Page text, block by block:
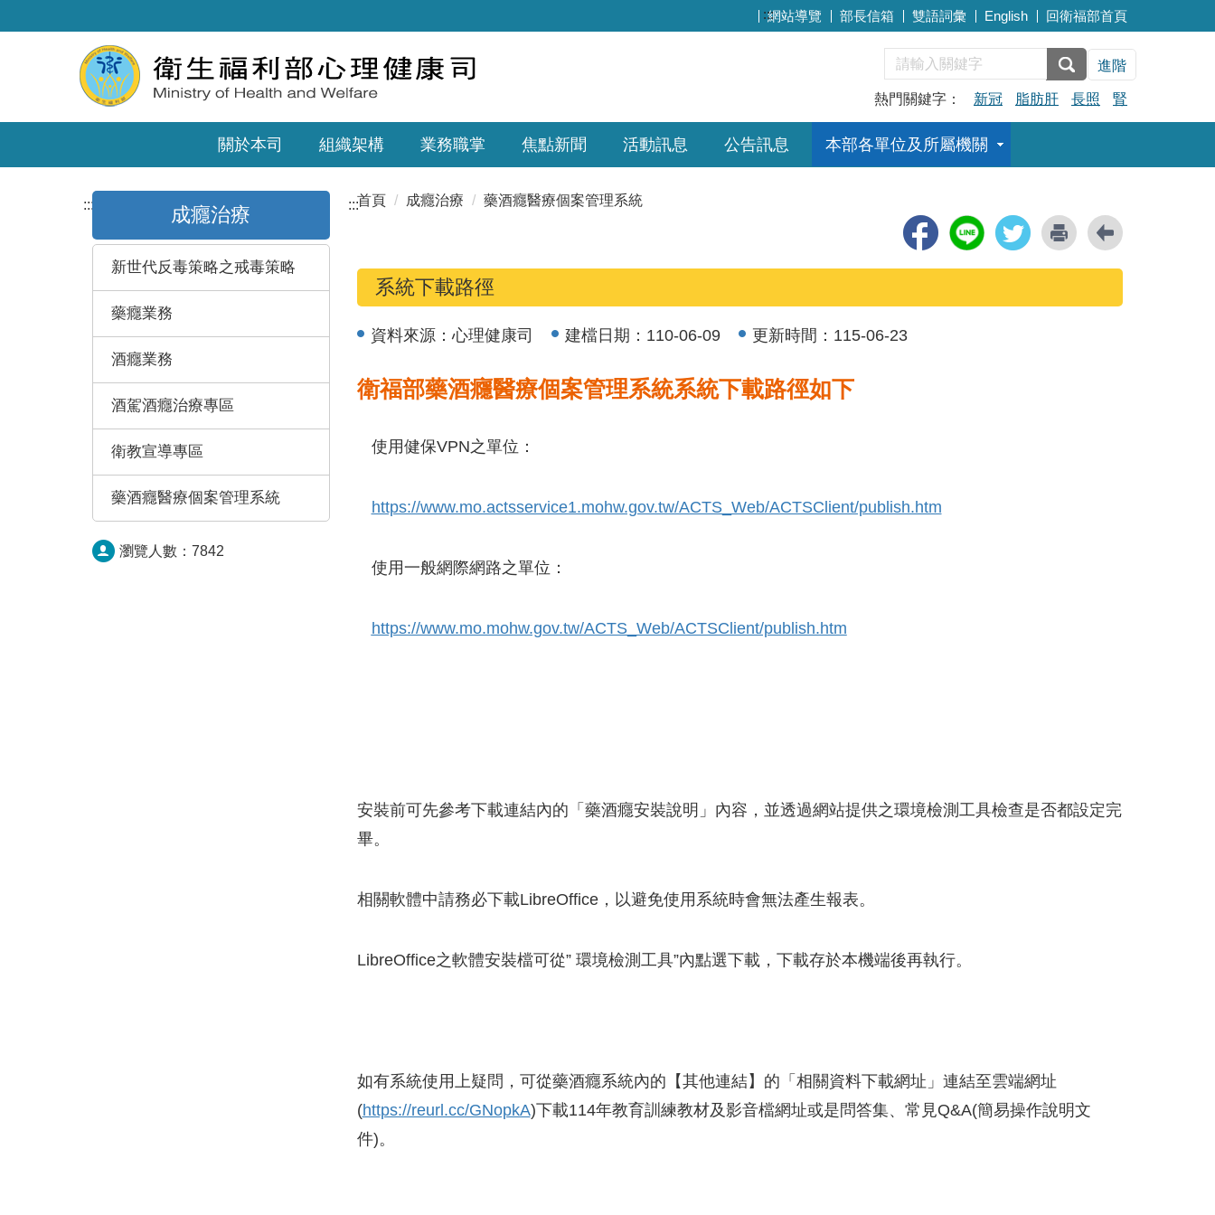
:::網站導覽 部長信箱 雙語詞彙 English 回衛福部首頁
進階
熱門關鍵字： 新冠 脂肪肝 長照 腎
關於本司 組織架構 業務職掌 焦點新聞 活動訊息 公告訊息 本部各單位及所屬機關
::: 成癮治療
新世代反毒策略之戒毒策略
藥癮業務
酒癮業務
酒駕酒癮治療專區
衛教宣導專區
藥酒癮醫療個案管理系統
瀏覽人數： 7842
:::首頁 成癮治療 藥酒癮醫療個案管理系統
系統下載路徑
資料來源：心理健康司 建檔日期： 110-06-09 更新時間： 115-06-23
衛福部藥酒癮醫療個案管理系統系統下載路徑如下
使用健保VPN之單位：
https://www.mo.actsservice1.mohw.gov.tw/ACTS_Web/ACTSClient/publish.htm
使用一般網際網路之單位：
https://www.mo.mohw.gov.tw/ACTS_Web/ACTSClient/publish.htm
安裝前可先參考下載連結內的「藥酒癮安裝說明」內容，並透過網站提供之環境檢測工具檢查是否都設定完
畢。
相關軟體中請務必下載LibreOffice，以避免使用系統時會無法產生報表。
LibreOffice之軟體安裝檔可從” 環境檢測工具”內點選下載，下載存於本機端後再執行。
如有系統使用上疑問，可從藥酒癮系統內的【其他連結】的「相關資料下載網址」連結至雲端網址
(https://reurl.cc/GNopkA)下載114年教育訓練教材及影音檔網址或是問答集、常見Q&A(簡易操作說明文
件)。